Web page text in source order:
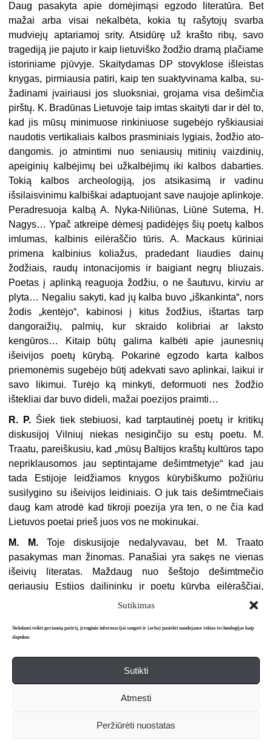
Sutikimas
Siekdami teikti geriausią patirtį, įrenginio informacijai saugoti ir (arba) pasiekti naudojame tokias technologijas kaip
slapukus.
Sutikti
Atmesti
Peržiūrėti nuostatas
Daug pasakyta apie domėjimą­si egzodo literatūra. Bet
mažai arba visai nekalbėta, kokia tų rašytojų svarba
mudviejų aptariamoj srity. Atsidūrę už krašto ribų, savo
tragediją jie pajuto ir kaip lietuviško žodžio dramą plačiame
istoriniame pjūvyje. Skaitydamas DP stovyklose išleistas
knygas, pirmiausia patiri, kaip ten suaktyvinama kalba, su­
žadinami įvairiausi jos sluoksniai, grojama visa dešimčia
pirštų. K. Bradūnas Lietuvoje taip imtas skaityti dar ir dėl to,
kad jis mūsų minimuose rinkiniuose sugebėjo ryškiausiai
naudotis vertikaliais kalbos prasminiais lygiais, žodžio ato­
dangomis. jo atmintimi nuo seniausių mitinių vaizdinių,
apeiginių kalbėjimų bei užkalbėjimų iki kalbos dabarties.
Tokią kalbos archeologiją, jos atsikasimą ir vadinu
išsilaisvinimu kalbiškai adaptuojant save naujoje aplinkoje.
Peradresuo­ja kalbą A. Nyka-Niliūnas, Liūnė Sutema, H.
Nagys… Ypač atkreipė dėmesį padidėjęs šių poetų kalbos
imlumas, kalbinis eilėraščio tūris. A. Mackaus kūri­niai
primena kalbinius koliažus, pradedant liaudies dainų
žodžiais, raudų into­nacijomis ir baigiant negrų bliuzais.
Poetas į aplinką reaguoja žodžiu, o ne šau­tuvu, kirviu ar
plyta… Negaliu sakyti, kad jų kalba buvo „iškankinta“, nors
žodis „kentėjo“, kabinosi į kitus žodžius, ištartas tarp
dangoraižių, palmių, kur skraido kolibriai ar laksto
kengūros… Kitaip būtų galima kalbėti apie jaunes­nių
išeivijos poetų kūrybą. Pokarinė egzodo karta kalbos
priemonėmis sugebė­jo būtį adekvati savo aplinkai, laikui ir
savo likimui. Turėjo ką minkyti, defor­muoti nes žodžio
ištekliai dar buvo dideli, mažai poezijos praimti…
R. P. Šiek tiek stebiuosi, kad tarptautinėj poetų ir kritikų
diskusijoj Vilniuj niekas nesiginčijo su estų poetu. M.
Traatu, pareiškusiu, kad „mūsų Baltijos kraštų kultūros tapo
nepriklausomos jau septintajame dešimtmetyje“ kad jau
tada Estijoje leidžiamos knygos kūrybiškumo požiūriu
susilygino su išeivijos leidiniais. O juk tais dešimtmečiais
daug kam atrodė kad tikroji poezija yra ten, o ne čia kad
Lietuvos poetai prieš juos vos ne mokinukai.
M. M.Toje diskusijoje nedalyvavau, bet M. Traato
pasakymas man žino­mas. Panašiai yra sakęs ne vienas
išeivių literatas. Maždaug nuo šeštojo dešimt­mečio
geriausių Estijos dailininkų įr poetų kūryba eilėraščiai,
kuriais domėjausi ir verčiau, jau buvo nesovietiniai. Kad
reikėtų iš eilės perskaityti pastarųjų dešimtmečių knygas
garbės vardais, visur mus persekiojusiais propagandiniais
tekstais: mokykloje, Dainų šventėse, Poezijos
rašytojams, o nese­niai Lietuvoje rašytiems kūriniams, kol